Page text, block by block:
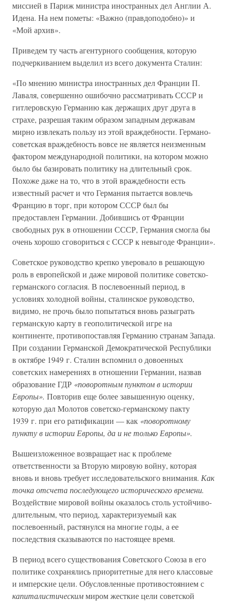
миссией в Париж министра иностранных дел Англии А.
Идена. На нем пометы: «Важно (правдоподобно)» и
«Мой архив».
Приведем ту часть агентурного сообщения, которую
подчеркиванием выделил из всего документа Сталин:
«По мнению министра иностранных дел Франции П.
Лаваля, совершенно ошибочно рассматривать СССР и
гитлеровскую Германию как держащих друг друга в
страхе, разрешая таким образом западным державам
мирно извлекать пользу из этой враждебности. Германо-
советская враждебность вовсе не является неизменным
фактором международной политики, на котором можно
было бы базировать политику на длительный срок.
Похоже даже на то, что в этой враждебности есть
известный расчет и что Германия пытается вовлечь
Францию в торг, при котором СССР был бы
предоставлен Германии. Добившись от Франции
свободных рук в отношении СССР, Германия смогла бы
очень хорошо сговориться с СССР к невыгоде Франции».
Советское руководство крепко уверовало в решающую
роль в европейской и даже мировой политике советско-
германского согласия. В послевоенный период, в
условиях холодной войны, сталинское руководство,
видимо, не прочь было попытаться вновь разыграть
германскую карту в геополитической игре на
континенте, противопоставляя Германию странам Запада.
При создании Германской Демократической Республики
в октябре 1949 г. Сталин вспомнил о довоенных
советских намерениях в отношении Германии, назвав
образование ГДР «поворотным пунктом в истории
Европы». Повторив еще более завышенную оценку,
которую дал Молотов советско-германскому пакту
1939 г. при его ратификации — как «поворотному
пункту в истории Европы, да и не только Европы».
Вышеизложенное возвращает нас к проблеме
ответственности за Вторую мировую войну, которая
вновь и вновь требует исследовательского внимания. Как
точка отсчета последующего исторического времени.
Воздействие мировой войны оказалось столь устойчиво-
длительным, что период, характеризуемый как
послевоенный, растянулся на многие годы, а ее
последствия сказываются по настоящее время.
В период всего существования Советского Союза в его
политике сохранялись приоритетные для него классовые
и имперские цели. Обусловленные противостоянием с
капиталистическиммиром жесткие цели советской